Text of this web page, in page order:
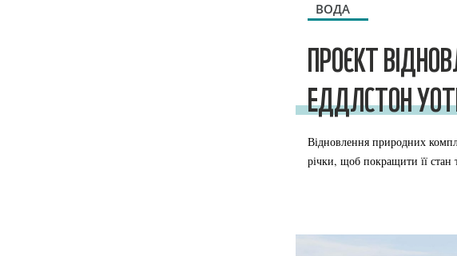
ВОДА
ПРОЄКТ
ЕДДЛСТОН
Відновлення природних
річки, щоб покращити її стан